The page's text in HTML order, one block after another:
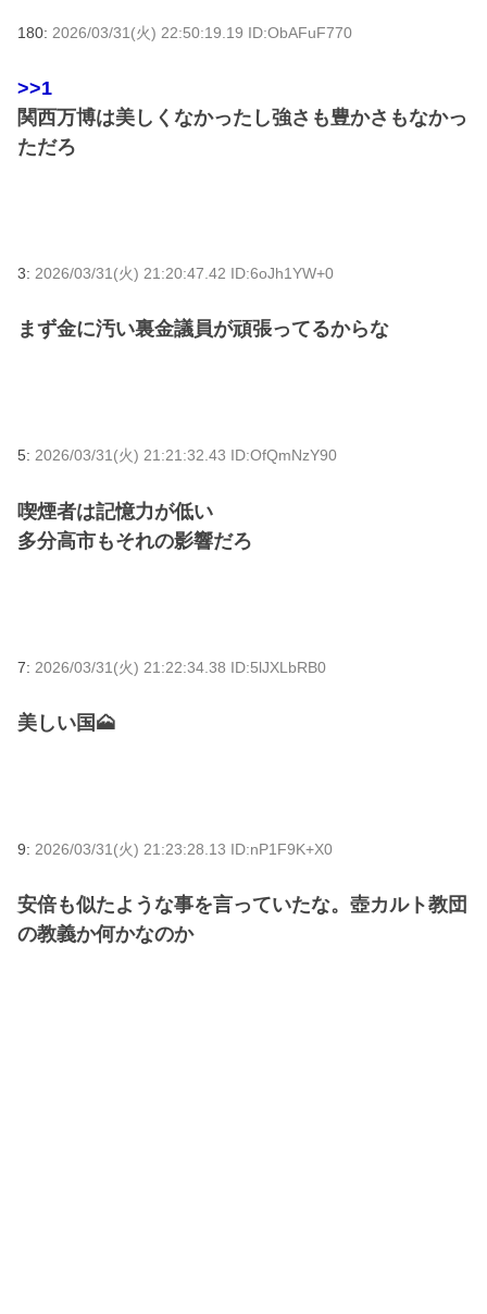
180: 2026/03/31(火) 22:50:19.19 ID:ObAFuF770
>>1
関西万博は美しくなかったし強さも豊かさもなかっ
ただろ
3: 2026/03/31(火) 21:20:47.42 ID:6oJh1YW+0
まず金に汚い裏金議員が頑張ってるからな
5: 2026/03/31(火) 21:21:32.43 ID:OfQmNzY90
喫煙者は記憶力が低い
多分高市もそれの影響だろ
7: 2026/03/31(火) 21:22:34.38 ID:5lJXLbRB0
美しい国🗻
9: 2026/03/31(火) 21:23:28.13 ID:nP1F9K+X0
安倍も似たような事を言っていたな。壺カルト教団
の教義か何かなのか